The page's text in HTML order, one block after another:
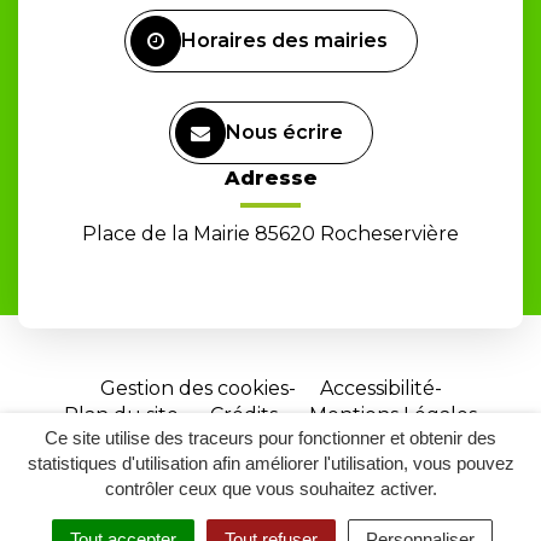
Ce site utilise des traceurs pour fonctionner et obtenir des
statistiques d'utilisation afin améliorer l'utilisation, vous pouvez
contrôler ceux que vous souhaitez activer.
Horaires des mairies
Nous écrire
Adresse
Place de la Mairie 85620 Rocheservière
Gestion des cookies
Accessibilité
Plan du site
Crédits
Mentions Légales
Site
réalisé
par